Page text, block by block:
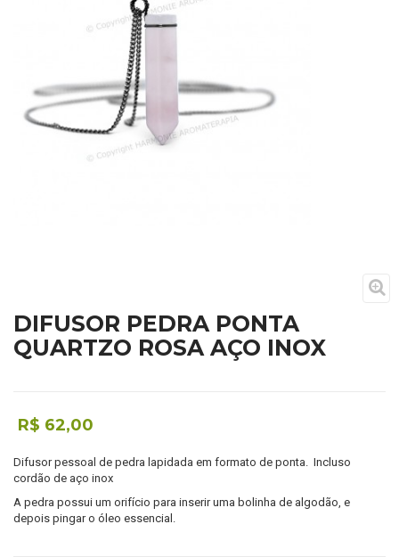
DIFUSOR PEDRA PONTA
QUARTZO ROSA AÇO INOX
R$ 62,00
Difusor pessoal de pedra lapidada em formato de ponta. Incluso
cordão de aço inox
A pedra possui um orifício para inserir uma bolinha de algodão, e
depois pingar o óleo essencial.